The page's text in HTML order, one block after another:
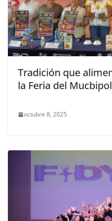
Tradición que
la Feria del
octubre 8, 2025